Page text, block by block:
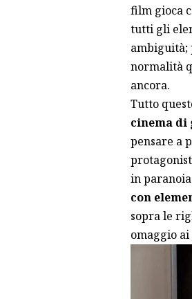
film gioca
tutti gli
ambiguità;
normalità
ancora.
Tutto
cinema di
pensare a
in
con
sopra le
omaggio ai